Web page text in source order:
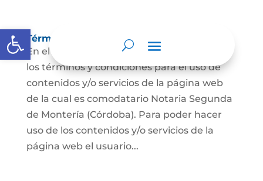
Abrir barra de herramientas
Términos y condiciones
En el presente documento se establecen
los términos y condiciones para el uso de
contenidos y/o servicios de la página web
de la cual es comodatario Notaria Segunda
de Montería (Córdoba). Para poder hacer
uso de los contenidos y/o servicios de la
página web el usuario...